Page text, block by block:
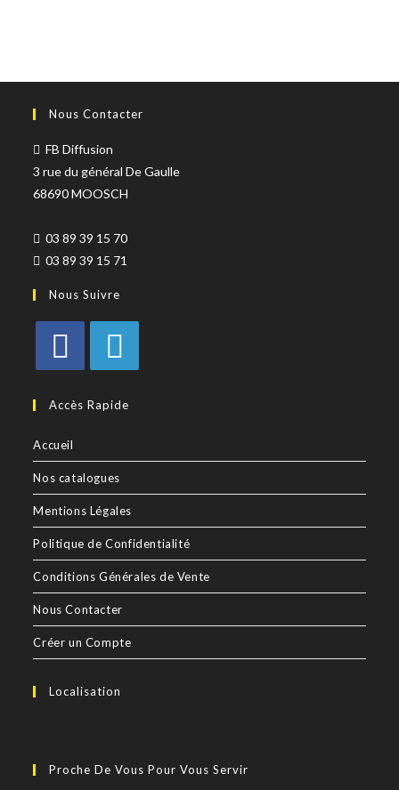
Nous Contacter
FB Diffusion
3 rue du général De Gaulle
68690 MOOSCH
03 89 39 15 70
03 89 39 15 71
Nous Suivre
Accès Rapide
Accueil
Nos catalogues
Mentions Légales
Politique de Confidentialité
Conditions Générales de Vente
Nous Contacter
Créer un Compte
Localisation
Proche De Vous Pour Vous Servir